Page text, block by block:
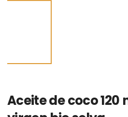
Aceite de coco 120